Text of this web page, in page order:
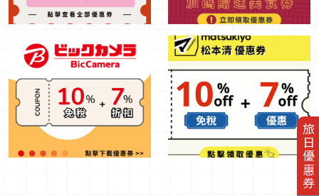
旅日優惠券